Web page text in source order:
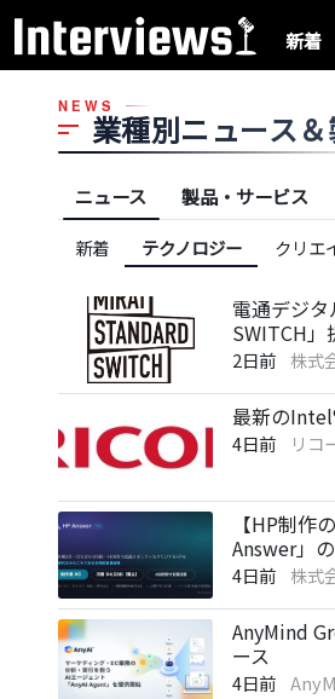
新着
NEWS
業種別ニュース
ニュース 製品・サービス
新着 テクノロジー クリエ
電通デジ
SWITCH」
2日前 株式
最新の
4日前 リコ
【HP制作
Answer」
4日前 株式
AnyMind
ース
4日前